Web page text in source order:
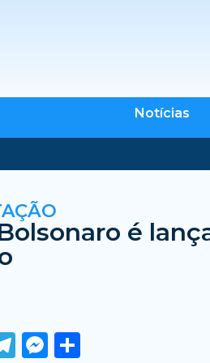
Notícias
é
Telegram
Messenger